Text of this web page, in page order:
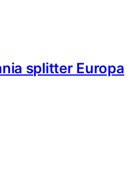
splitter Europa